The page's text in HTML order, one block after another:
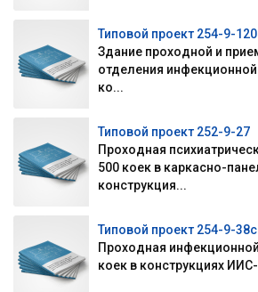
Типовой проект 254-9-
Здание проходной и
отделения
ко...
Типовой проект 252-9-27
Проходная
500 коек в каркасно-
конструкция...
Типовой проект 254-9-38с
Проходная
коек в конструкциях